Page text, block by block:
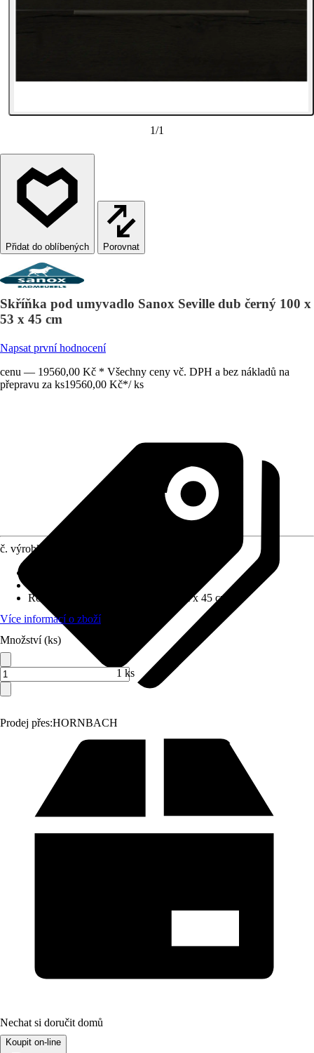
1/1
Porovnat
Skříňka pod umyvadlo Sanox Seville dub černý 100 x
53 x 45 cm
Napsat první hodnocení
cenu — 19560,00 Kč * Všechny ceny vč. DPH a bez nákladů na
přepravu za ks19560,00 Kč*/ ks
Prodej přes:HORNBACH
č. výrobku
Rozměry (ŠxVxH)
100 cm x 53 cm x 45 cm
Více informací o zboží
Množství (ks)
1 ks
Nechat si doručit domů
Koupit on-line